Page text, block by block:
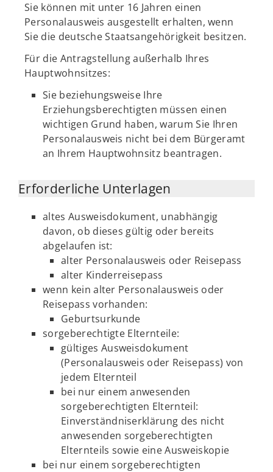
Sie können mit unter 16 Jahren einen
Personalausweis ausgestellt erhalten, wenn
Sie die deutsche Staatsangehörigkeit besitzen.
Für die Antragstellung außerhalb Ihres
Hauptwohnsitzes:
Sie beziehungsweise Ihre
Erziehungsberechtigten müssen einen
wichtigen Grund haben, warum Sie Ihren
Personalausweis nicht bei dem Bürgeramt
an Ihrem Hauptwohnsitz beantragen.
Erforderliche Unterlagen
altes Ausweisdokument, unabhängig
davon, ob dieses gültig oder bereits
abgelaufen ist:
alter Personalausweis oder Reisepass
alter Kinderreisepass
wenn kein alter Personalausweis oder
Reisepass vorhanden:
Geburtsurkunde
sorgeberechtigte Elternteile:
gültiges Ausweisdokument
(Personalausweis oder Reisepass) von
jedem Elternteil
bei nur einem anwesenden
sorgeberechtigten Elternteil:
Einverständniserklärung des nicht
anwesenden sorgeberechtigten
Elternteils sowie eine Ausweiskopie
bei nur einem sorgeberechtigten